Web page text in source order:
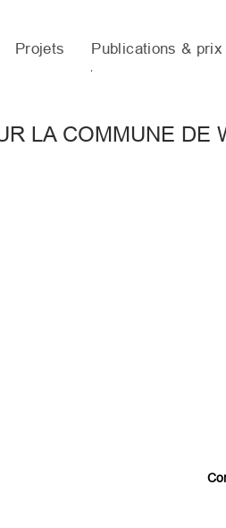
Projets Publications & prix
LA COMMUNE DE